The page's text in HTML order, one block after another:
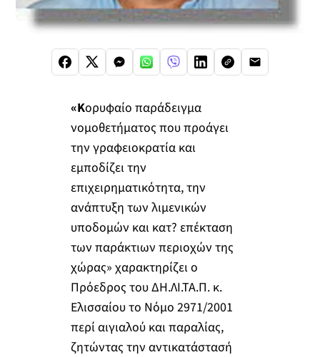
«Κορυφαίο παράδειγμα
νομοθετήματος που προάγει
την γραφειοκρατία και
εμποδίζει την
επιχειρηματικότητα, την
ανάπτυξη των λιμενικών
υποδομών και κατ? επέκταση
των παράκτιων περιοχών της
χώρας» χαρακτηρίζει ο
Πρόεδρος του ΔΗ.ΛΙ.ΤΑ.Π. κ.
Ελισσαίου το Νόμο 2971/2001
περί αιγιαλού και παραλίας,
ζητώντας την αντικατάστασή